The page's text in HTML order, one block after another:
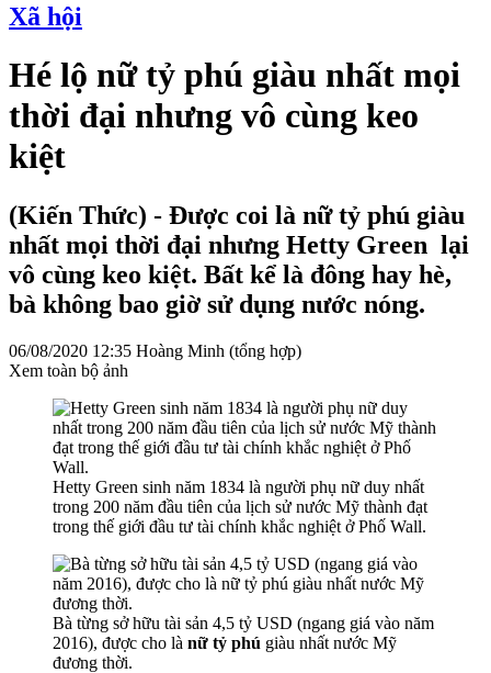
Xã hội
Hé lộ nữ tỷ phú giàu nhất mọi
thời đại nhưng vô cùng keo
kiệt
(Kiến Thức) - Được coi là nữ tỷ phú giàu
nhất mọi thời đại nhưng Hetty Green lại
vô cùng keo kiệt. Bất kể là đông hay hè,
bà không bao giờ sử dụng nước nóng.
06/08/2020 12:35 Hoàng Minh (tổng hợp)
Xem toàn bộ ảnh
Hetty Green sinh năm 1834 là người phụ nữ duy nhất
trong 200 năm đầu tiên của lịch sử nước Mỹ thành đạt
trong thế giới đầu tư tài chính khắc nghiệt ở Phố Wall.
Bà từng sở hữu tài sản 4,5 tỷ USD (ngang giá vào năm
2016), được cho là nữ tỷ phú giàu nhất nước Mỹ
đương thời.